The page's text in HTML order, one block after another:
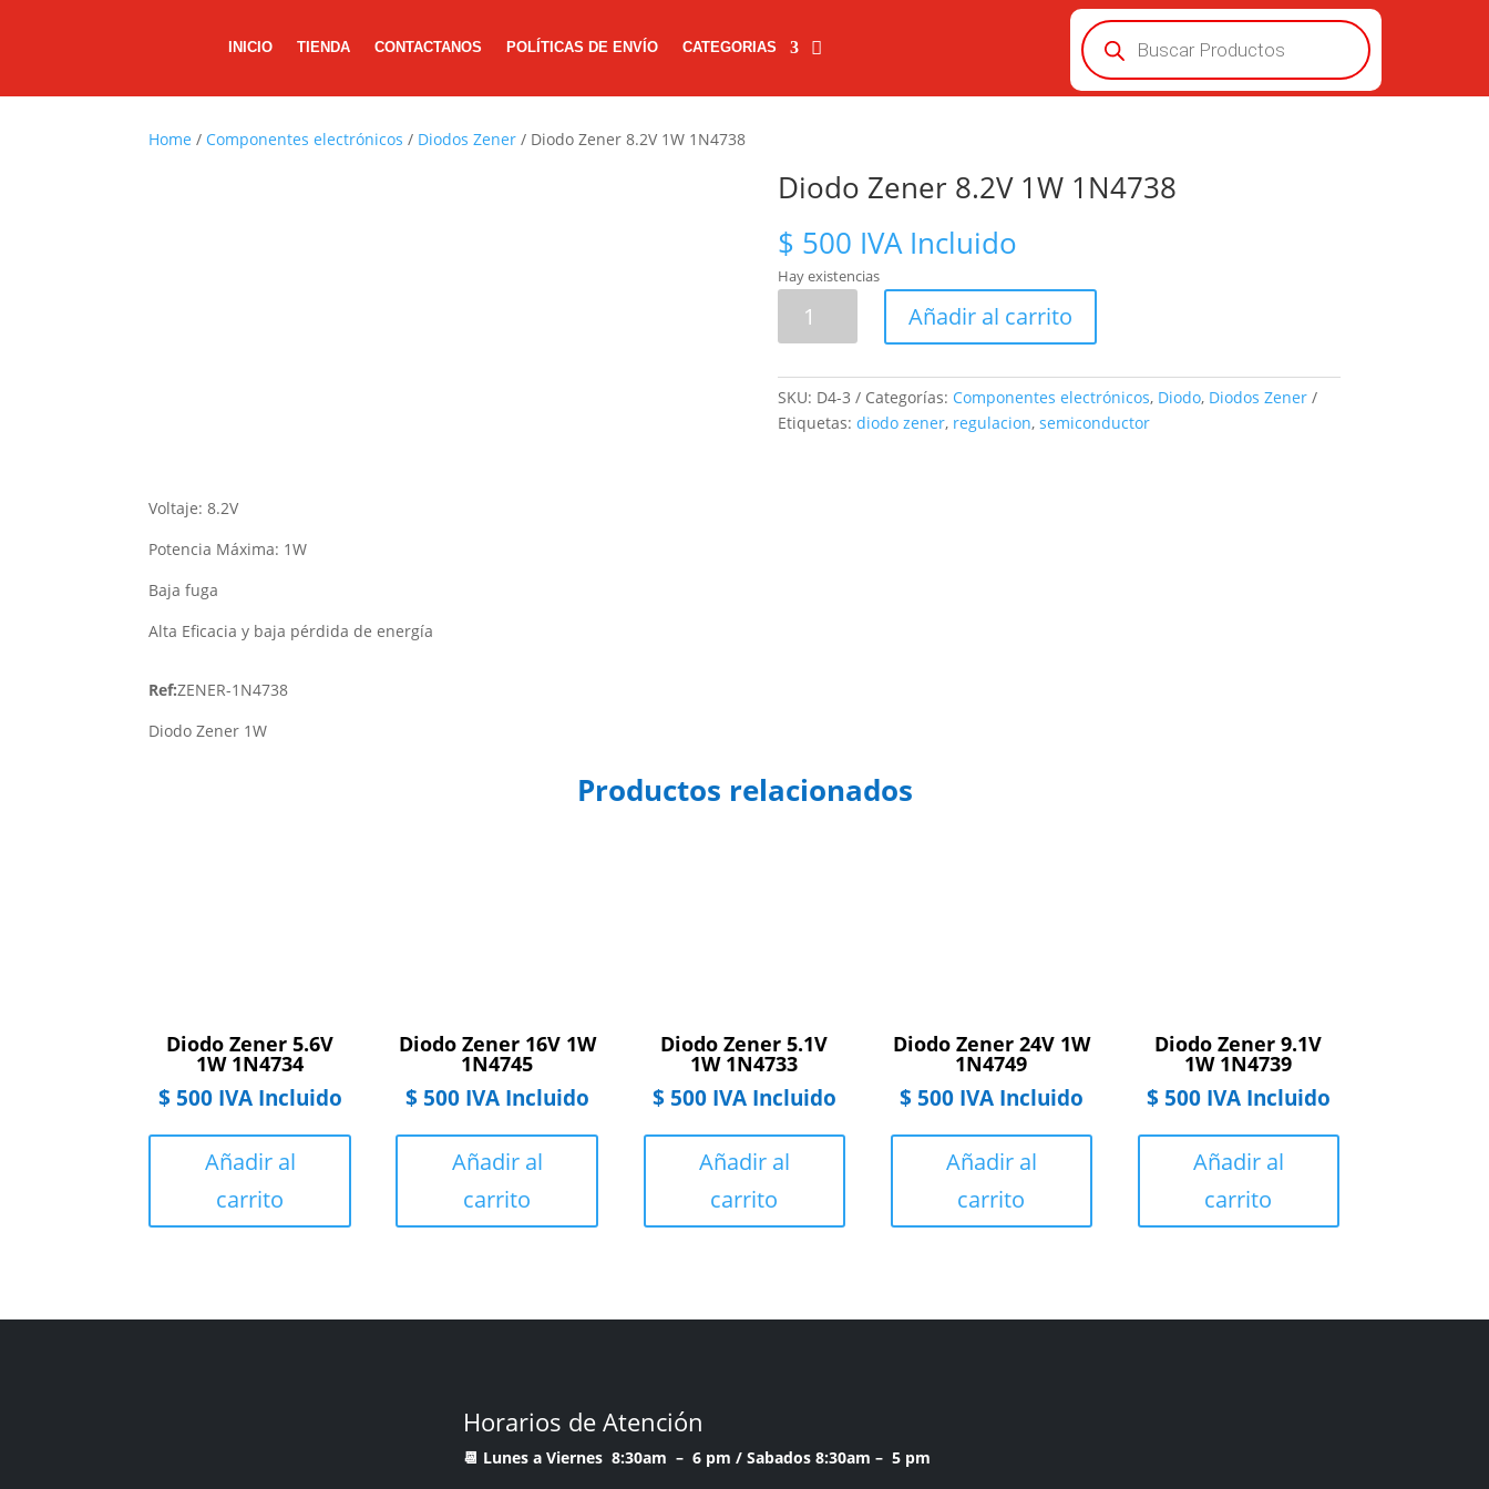
INICIO TIENDA CONTACTANOS POLÍTICAS DE ENVÍO CATEGORIAS
Búsqueda
de
productos
Home / Componentes electrónicos / Diodos Zener / Diodo Zener 8.2V 1W 1N4738
Diodo Zener 8.2V 1W 1N4738
$ 500 IVA Incluido
Hay existencias
Zener
1W
1N4738
cantidad
Añadir al carrito
SKU: D4-3 Categorías: Componentes electrónicos, Diodo, Diodos Zener
Etiquetas: diodo zener, regulacion, semiconductor
Voltaje: 8.2V
Potencia Máxima: 1W
Baja fuga
Alta Eficacia y baja pérdida de energía
Ref:ZENER-1N4738
Diodo Zener 1W
Productos relacionados
Diodo Zener 5.6V
1W 1N4734
$500 IVA Incluido
Añadir al
carrito
Diodo Zener 16V 1W
1N4745
$500 IVA Incluido
Añadir al
carrito
Diodo Zener 5.1V
1W 1N4733
$500 IVA Incluido
Añadir al
carrito
Diodo Zener 24V 1W
1N4749
$500 IVA Incluido
Añadir al
carrito
Diodo Zener 9.1V
1W 1N4739
$500 IVA Incluido
Añadir al
carrito
Horarios de Atención
📆 Lunes a Viernes 8:30am – 6 pm / Sabados 8:30am – 5 pm